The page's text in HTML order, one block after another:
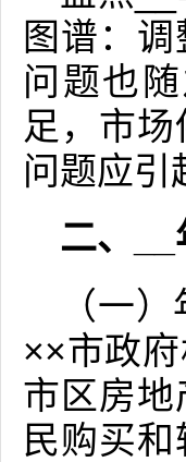
图谱：
问题也
足，市
问题应引
二、
（一
××市政
市区房
民购买